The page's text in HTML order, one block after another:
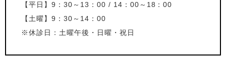
【平日】9：30～13：00 / 14：00～18：00
【土曜】9：30～14：00
※休診日：土曜午後・日曜・祝日